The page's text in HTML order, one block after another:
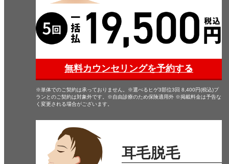
無料カウンセリングを予約する
※単体でのご契約は承っておりません。※選べるヒゲ3部位3回 8,400円(税込)プ
ランとのご契約は対象外です。※自由診療のため保険適用外 ※掲載料金は予告な
く変更される場合がございます。
耳毛脱毛